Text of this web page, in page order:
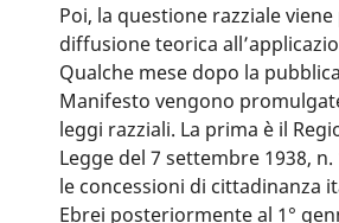
Poi, la questione razziale
diffusione teorica
Qualche mese dopo la
Manifesto vengono
leggi razziali. La prima è il
Legge del 7 settembre 1938, n.
le concessioni di cittadinanza
Ebrei posteriormente al 1°